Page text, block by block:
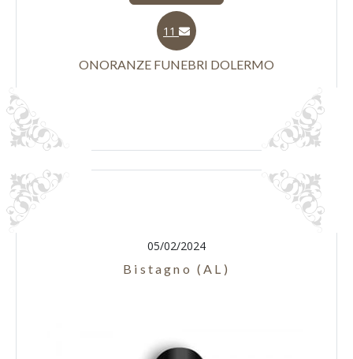
11
ONORANZE FUNEBRI DOLERMO
05/02/2024
Bistagno (AL)